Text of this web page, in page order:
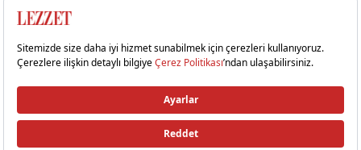
© 2026 Lezzet Online. Tüm hakları saklıdır.